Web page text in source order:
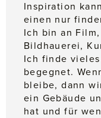
Inspiration
einen nur
Ich bin an
Bildhauerei,
Ich finde
begegnet.
bleibe, dann
ein Gebäude
hat und für